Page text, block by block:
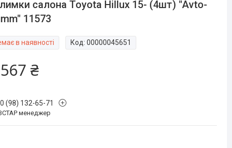
салона Toyota Hillux 15- (4шт) "Avto-
11573
в наявності Код:00000045651
₴
(98) 132-65-71
менеджер